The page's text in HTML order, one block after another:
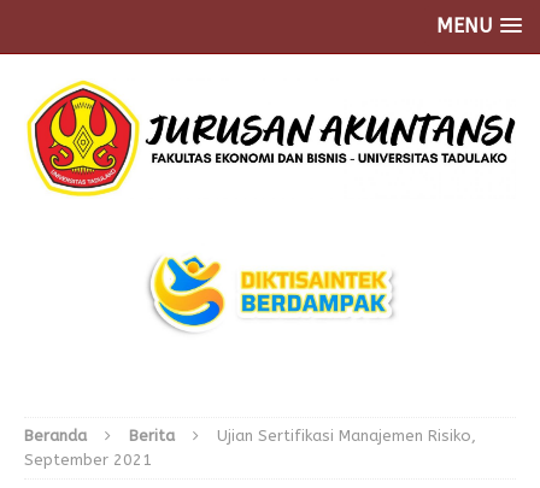
MENU
Beranda Berita
Ujian Sertifikasi Manajemen Risiko,
September 2021